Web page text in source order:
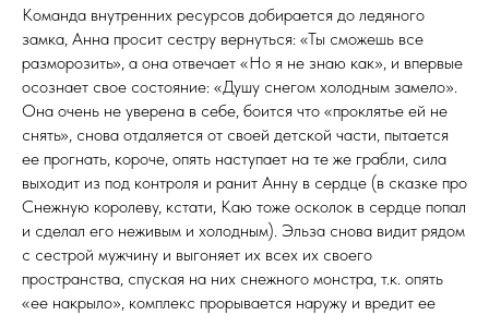
Команда внутренних ресурсов добирается до ледяного
замка, Анна просит сестру вернуться: «Ты сможешь все
разморозить», а она отвечает «Но я не знаю как», и впервые
осознает свое состояние: «Душу снегом холодным замело».
Она очень не уверена в себе, боится что «проклятье ей не
снять», снова отдаляется от своей детской части, пытается
ее прогнать, короче, опять наступает на те же грабли, сила
выходит из под контроля и ранит Анну в сердце (в сказке про
Снежную королеву, кстати, Каю тоже осколок в сердце попал
и сделал его неживым и холодным). Эльза снова видит рядом
с сестрой мужчину и выгоняет их всех их своего
пространства, спуская на них снежного монстра, т.к. опять
«ее накрыло», комплекс прорывается наружу и вредит ее